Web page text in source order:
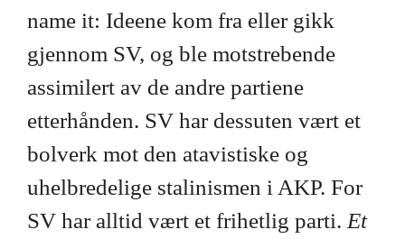
name it: Ideene kom fra eller gikk
gjennom SV, og ble motstrebende
assimilert av de andre partiene
etterhånden. SV har dessuten vært et
bolverk mot den atavistiske og
uhelbredelige stalinismen i AKP. For
SV har alltid vært et frihetlig parti. Et